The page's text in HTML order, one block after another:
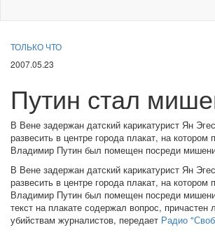
ТОЛЬКО ЧТО
2007.05.23
Путин стал
В Вене задержан датский карикатурист Ян
развесить в центре города плакат, на котором
Владимир Путин был помещен посреди
В Вене задержан датский карикатурист Ян
развесить в центре города плакат, на котором
Владимир Путин был помещен посреди
текст на плакате содержал вопрос, причастен
убийствам журналистов, передает Радио